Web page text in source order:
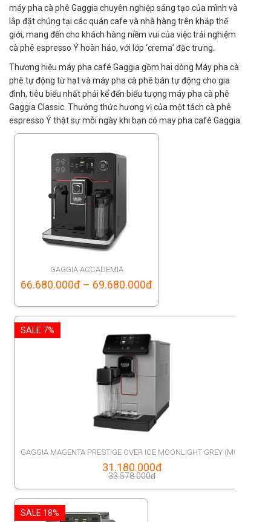
máy pha cà phê Gaggia chuyên nghiệp sáng tạo của mình và
lắp đặt chúng tại các quán cafe và nhà hàng trên khắp thế
giới, mang đến cho khách hàng niềm vui của việc trải nghiệm
cà phê espresso Ý hoàn hảo, với lớp ‘crema’ đặc trưng.
Thương hiệu máy pha café Gaggia gồm hai dòng Máy pha cà
phê tự động từ hạt và máy pha cà phê bán tự động cho gia
đình, tiêu biểu nhất phải kể đến biểu tượng máy pha cà phê
Gaggia Classic. Thưởng thức hương vị của một tách cà phê
espresso Ý thật sự mỗi ngày khi bạn có may pha café Gaggia.
GAGGIA ACCADEMIA
66.680.000đ – 69.680.000đPrice
range:
66.680.000đ
SALE 7%
GAGGIA MAGENTA PRESTIGE OVER ICE MOONLIGHT GREY (MỚI)
33.578.000đ
Original
was:
31.180.000đ
Current
SALE 18%